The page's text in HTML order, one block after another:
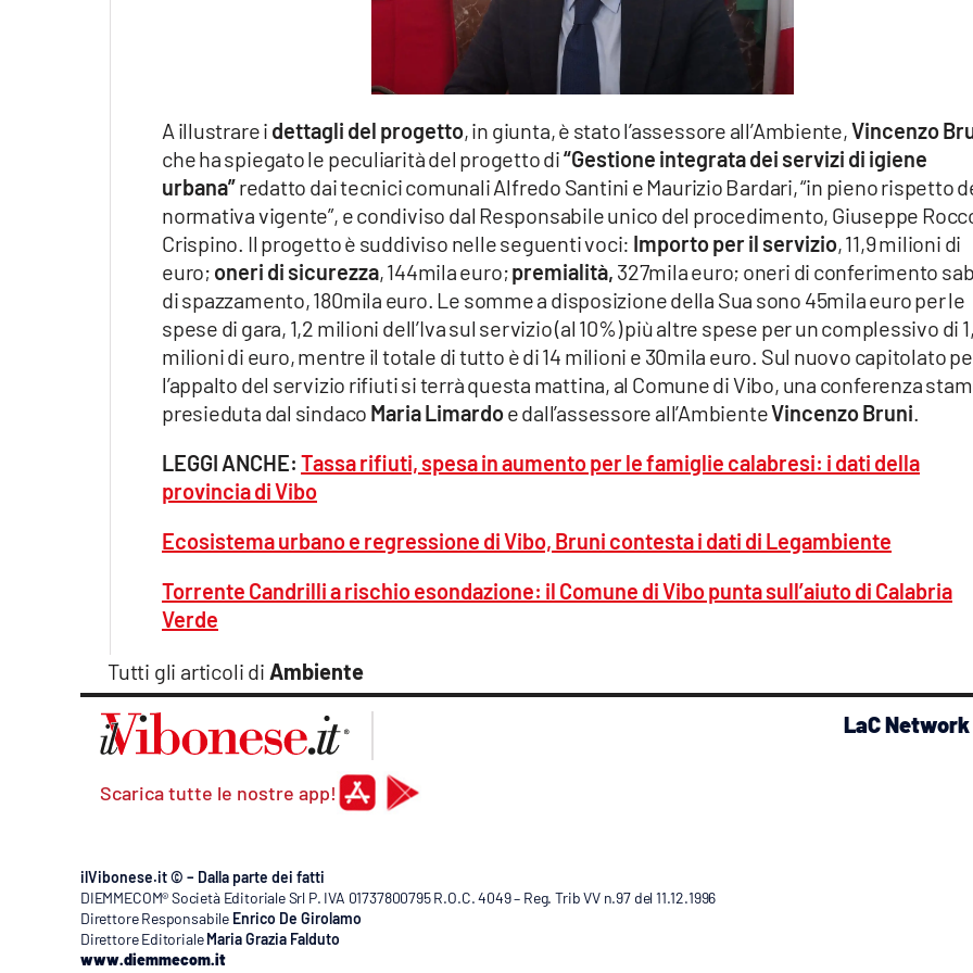
Tutti gli articoli di Ambiente
A illustrare i dettagli del progetto, in giunta, è stato l’assessore all’Ambiente,Vincenzo
che ha spiegato le peculiarità del progetto di“Gestione integrata dei servizi di igiene
urbana”redatto dai tecnici comunali Alfredo Santini e Maurizio Bardari, “in pieno rispetto
normativa vigente”, e condiviso dal Responsabile unico del procedimento, Giuseppe
Crispino. Il progetto è suddiviso nelle seguenti voci: Importo per il servizio, 11,9 milioni di
euro; oneri di sicurezza, 144mila euro;premialità, 327mila euro; oneri di conferimento
di spazzamento, 180mila euro. Le somme a disposizione della Sua sono 45mila euro per le
spese di gara, 1,2 milioni dell’Iva sul servizio (al 10%) più altre spese per un complessivo di
milioni di euro, mentre il totale di tutto è di 14 milioni e 30mila euro. Sul nuovo capitolato
l’appalto del servizio rifiuti si terrà questa mattina, al Comune di Vibo, una conferenza
presieduta dal sindaco Maria Limardoe dall’assessore all’AmbienteVincenzo Bruni
LEGGI ANCHE: Tassa rifiuti, spesa in aumento per le famiglie calabresi: i dati della
provincia di Vibo
Ecosistema urbano e regressione di Vibo, Bruni contesta i dati di Legambiente
Torrente Candrilli a rischio esondazione: il Comune di Vibo punta sull’aiuto di Calabria
Verde
Scarica tutte le nostre app!
LaC Network
ilVibonese.it © – Dalla parte dei fatti
DIEMMECOM® Società Editoriale Srl P. IVA 01737800795 R.O.C. 4049 – Reg. Trib VV n.97 del 11.12.1996
Direttore Responsabile Enrico De Girolamo
Direttore Editoriale Maria Grazia Falduto
www.diemmecom.it